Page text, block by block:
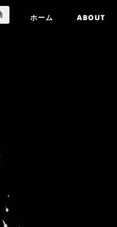
ホーム ABOUT